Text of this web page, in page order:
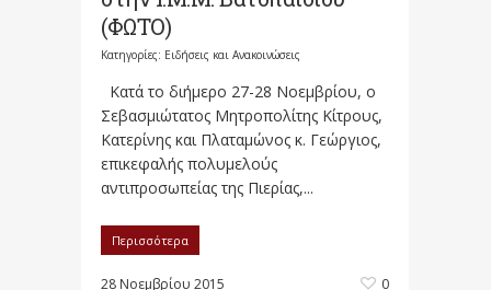
(ΦΩΤΟ)
Κατηγορίες: Ειδήσεις και Ανακοινώσεις
Κατά το διήμερο 27-28 Νοεμβρίου, ο
Σεβασμιώτατος Μητροπολίτης Κίτρους,
Κατερίνης και Πλαταμώνος κ. Γεώργιος,
επικεφαλής πολυμελούς
αντιπροσωπείας της Πιερίας,...
Περισσότερα
28 Νοεμβρίου 2015 0